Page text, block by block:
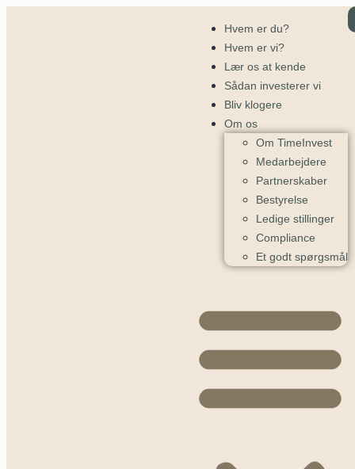
Hvem er du?
Hvem er vi?
Lær os at kende
Sådan investerer vi
Bliv klogere
Om os
Om TimeInvest
Medarbejdere
Partnerskaber
Bestyrelse
Ledige stillinger
Compliance
Et godt spørgsmål